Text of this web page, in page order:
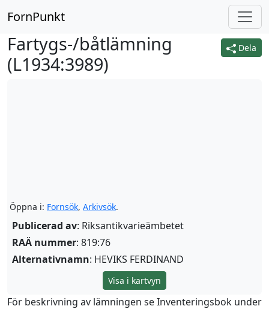
FornPunkt
Dela
Fartygs-/båtlämning
(L1934:3989)
Öppna i: Fornsök, Arkivsök.
Publicerad av: Riksantikvarieämbetet
RAÄ nummer: 819:76
Alternativnamn: HEVIKS FERDINAND
Visa i kartvyn
För beskrivning av lämningen se Inventeringsbok under